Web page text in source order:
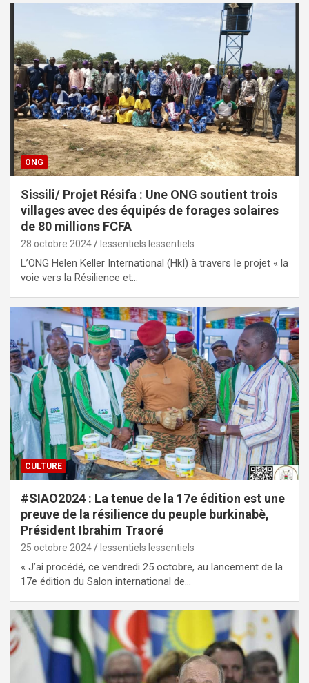
ONG
Sissili/ Projet Résifa : Une ONG soutient trois
villages avec des équipés de forages solaires
de 80 millions FCFA
28 octobre 2024 lessentiels lessentiels
L’ONG Helen Keller International (HkI) à travers le projet « la
voie vers la Résilience et…
CULTURE
#SIAO2024 : La tenue de la 17e édition est une
preuve de la résilience du peuple burkinabè,
Président Ibrahim Traoré
25 octobre 2024 lessentiels lessentiels
« J’ai procédé, ce vendredi 25 octobre, au lancement de la
17e édition du Salon international de…